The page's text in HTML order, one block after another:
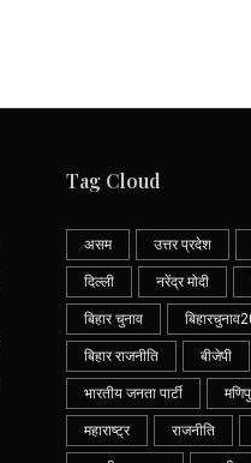
Tag Cloud
असम उत्तर प्रदेश
दिल्ली नरेंद्र मोदी
बिहार चुनाव
बिहार राजनीति बीजेपी
भारतीय जनता पार्टी
महाराष्ट्र राजनीति